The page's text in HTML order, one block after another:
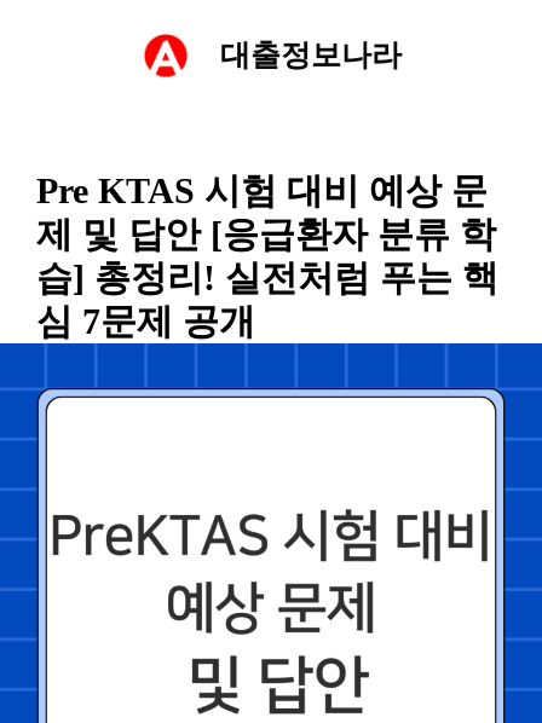
뛰
대출정보나라
Pre KTAS 시험 대비 예상 문
제 및 답안 [응급환자 분류 학
습] 총정리! 실전처럼 푸는 핵
심 7문제 공개